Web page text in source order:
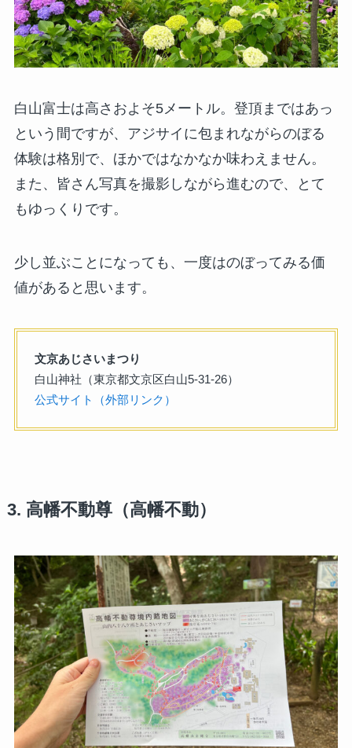
白山富士は高さおよそ5メートル。登頂まではあっ
という間ですが、アジサイに包まれながらのぼる
体験は格別で、ほかではなかなか味わえません。
また、皆さん写真を撮影しながら進むので、とて
もゆっくりです。
少し並ぶことになっても、一度はのぼってみる価
値があると思います。
文京あじさいまつり
白山神社（東京都文京区白山5-31-26）
公式サイト（外部リンク）
3. 高幡不動尊（高幡不動）